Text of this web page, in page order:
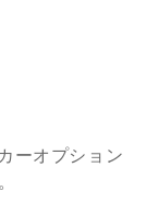
ーオプション